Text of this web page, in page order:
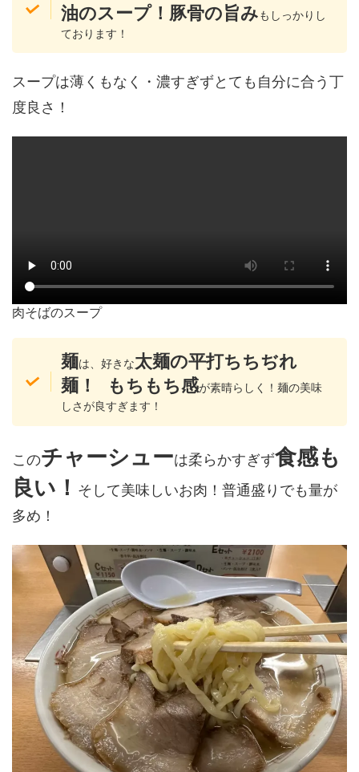
油のスープ！豚骨の旨みもしっかりし
ております！
スープは薄くもなく・濃すぎずとても自分に合う丁
度良さ！
肉そばのスープ
麺は、好きな太麺の平打ちちぢれ
麺！
もちもち感が素晴らしく！麺の美味
しさが良すぎます！
このチャーシューは柔らかすぎず食感も
良い！ そして美味しいお肉！普通盛りでも量が
多め！